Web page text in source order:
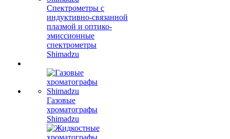
Спектрометры с
индуктивно-связанной
плазмой и оптико-
эмиссионные
спектрометры
Shimadzu
Газовые
хроматографы
Shimadzu